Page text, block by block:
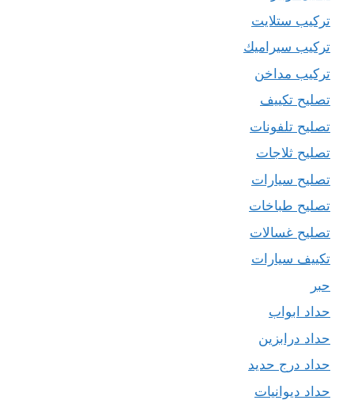
تركيب ستلايت
تركيب سيراميك
تركيب مداخن
تصليح تكييف
تصليح تلفونات
تصليح ثلاجات
تصليح سيارات
تصليح طباخات
تصليح غسالات
تكييف سيارات
حبر
حداد ابواب
حداد درابزين
حداد درج حديد
حداد ديوانيات